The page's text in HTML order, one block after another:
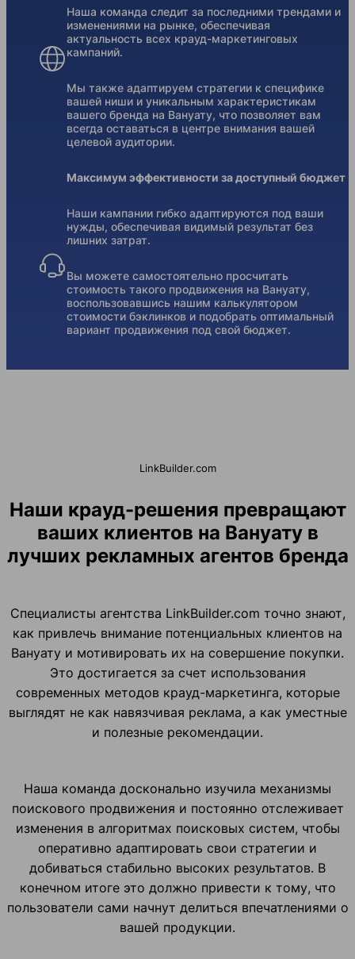
Наша команда следит за последними трендами и
изменениями на рынке, обеспечивая
актуальность всех крауд-маркетинговых
кампаний.
Мы также адаптируем стратегии к специфике
вашей ниши и уникальным характеристикам
вашего бренда на Вануату, что позволяет вам
всегда оставаться в центре внимания вашей
целевой аудитории.
Максимум эффективности за доступный бюджет
Наши кампании гибко адаптируются под ваши
нужды, обеспечивая видимый результат без
лишних затрат.
Вы можете самостоятельно просчитать
стоимость такого продвижения на Вануату,
воспользовавшись нашим калькулятором
стоимости бэклинков и подобрать оптимальный
вариант продвижения под свой бюджет.
LinkBuilder.com
Наши крауд-решения превращают
ваших клиентов на Вануату в
лучших рекламных агентов бренда
Специалисты агентства LinkBuilder.com точно знают,
как привлечь внимание потенциальных клиентов на
Вануату и мотивировать их на совершение покупки.
Это достигается за счет использования
современных методов крауд-маркетинга, которые
выглядят не как навязчивая реклама, а как уместные
и полезные рекомендации.
Наша команда досконально изучила механизмы
поискового продвижения и постоянно отслеживает
изменения в алгоритмах поисковых систем, чтобы
оперативно адаптировать свои стратегии и
добиваться стабильно высоких результатов. В
конечном итоге это должно привести к тому, что
пользователи сами начнут делиться впечатлениями о
вашей продукции.